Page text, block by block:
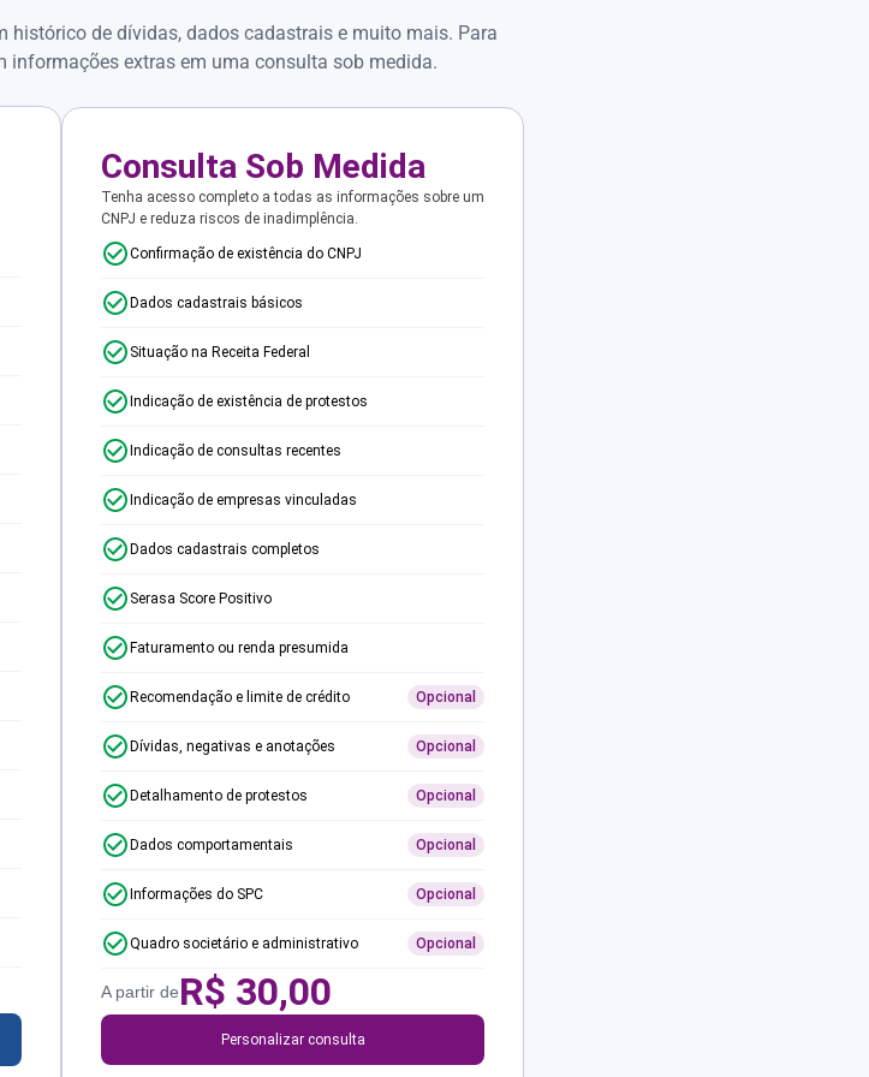
histórico de dívidas, dados cadastrais e muito mais. Para
informações extras em uma consulta sob medida.
Consulta Sob Medida
Tenha acesso completo a todas as informações sobre um
CNPJ e reduza riscos de inadimplência.
Confirmação de existência do CNPJ
Dados cadastrais básicos
Situação na Receita Federal
Indicação de existência de protestos
Indicação de consultas recentes
Indicação de empresas vinculadas
Dados cadastrais completos
Serasa Score Positivo
Faturamento ou renda presumida
Recomendação e limite de crédito Opcional
Dívidas, negativas e anotações Opcional
Detalhamento de protestos Opcional
Dados comportamentais Opcional
Informações do SPC Opcional
Quadro societário e administrativo Opcional
A partir deR$ 30,00
Personalizar consulta